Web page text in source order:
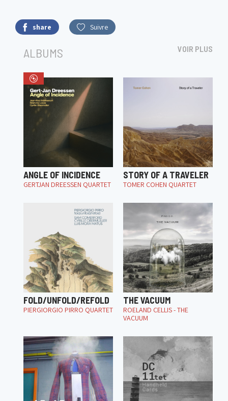
share Suivre
ALBUMS VOIR PLUS
ANGLE OF INCIDENCE
GERTJAN DREESSEN QUARTET
STORY OF A TRAVELER
TOMER COHEN QUARTET
FOLD/UNFOLD/REFOLD
PIERGIORGIO PIRRO QUARTET
THE VACUUM
ROELAND CELLIS - THE
VACUUM